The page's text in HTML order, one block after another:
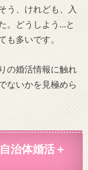
う、けれども、入
。どうしよう…と
も多いです。
の婚活情報に触れ
ないかを見極めら
治体婚活＋